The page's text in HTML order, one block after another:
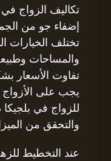
تكاليف الزواج
إضفاء جو من
تختلف الخيارات
والمساحات
تفاوت الأسعار
يجب على
للزواج في بلجيكا
والتحقق من
عند التخطيط